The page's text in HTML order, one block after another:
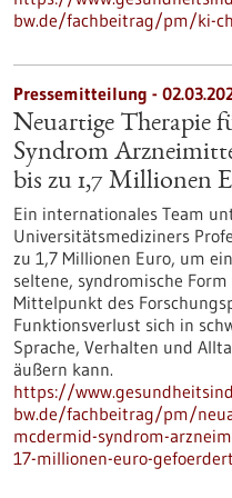
bw.de/fachbeitrag/pm/ki-
Pressemitteilung -
Neuartige Therapie
Syndrom
bis zu 1,7 Millionen
Ein internationales Team
Universitätsmediziners
zu 1,7 Millionen Euro, um
seltene, syndromische
Mittelpunkt des
Funktionsverlust sich in
Sprache, Verhalten und
äußern kann.
https://
bw.de/fachbeitrag/pm/
mcdermid-syndrom-
17-millionen-euro-gefoerdert